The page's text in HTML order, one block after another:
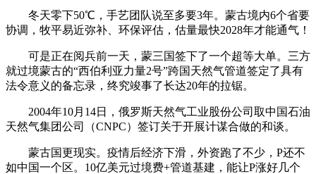
冬天零下50℃，手艺团队说至多要3年。蒙古境内6个省要
协调，牧平易近弥补、环保评估，估量最快2028年才能通气！
可是正在阅兵前一天，蒙三国签下了一个超等大单。三方
就过境蒙古的“西伯利亚力量2号”跨国天然气管道签定了具有
法令意义的备忘录，终究竣事了长达20年的拉锯。
2004年10月14日，俄罗斯天然气工业股份公司取中国石油
天然气集团公司（CNPC）签订关于开展计谋合做的和谈。
蒙古国更现实。疫情后经济下滑，外资跑了不少，P还不
如中国一个区。10亿美元过境费+管道基建，能让P涨好几个